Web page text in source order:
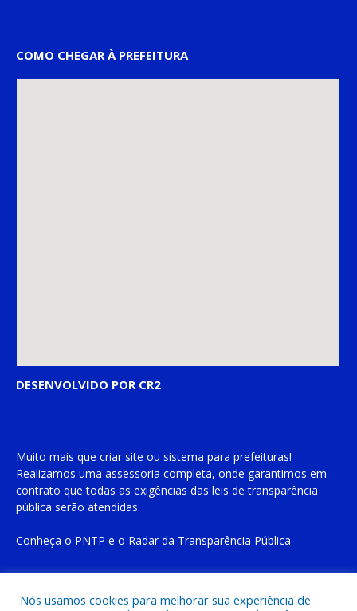
COMO CHEGAR À PREFEITURA
DESENVOLVIDO POR CR2
Muito mais que criar site ou sistema para prefeituras!
Realizamos uma assessoria completa, onde garantimos em
contrato que todas as exigências das leis de transparência
pública serão atendidas.
Conheça o PNTP e o Radar da Transparência Pública
Nós usamos cookies para melhorar sua experiência de